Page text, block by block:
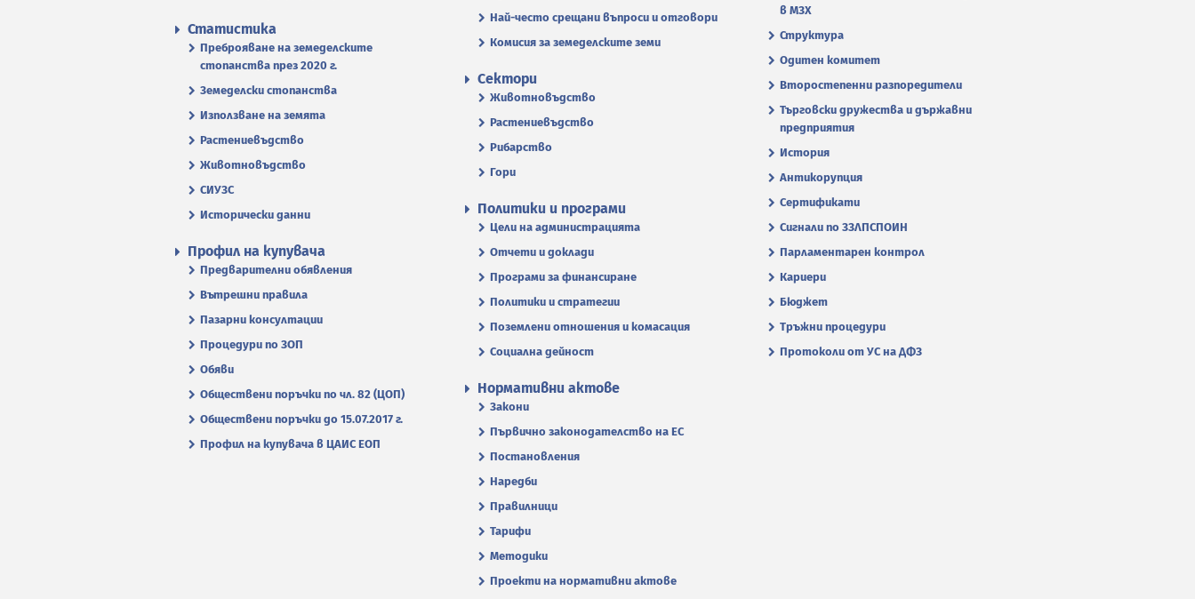
Най-често срещани въпроси и отговори
Комисия за земеделските земи
в МЗХ
Структура
Одитен комитет
Второстепенни разпоредители
Търговски дружества и държавни
предприятия
История
Антикорупция
Сертификати
Сигнали по ЗЗЛПСПОИН
Парламентарен контрол
Кариери
Бюджет
Тръжни процедури
Протоколи от УС на ДФЗ
Статистика
Преброяване на земеделските
стопанства през 2020 г.
Земеделски стопанства
Използване на земята
Растениевъдство
Животновъдство
СИУЗС
Исторически данни
Сектори
Животновъдство
Растениевъдство
Рибарство
Гори
Политики и програми
Цели на администрацията
Отчети и доклади
Програми за финансиране
Политики и стратегии
Поземлени отношения и комасация
Социална дейност
Профил на купувача
Предварителни обявления
Вътрешни правила
Пазарни консултации
Процедури по ЗОП
Обяви
Обществени поръчки по чл. 82 (ЦОП)
Обществени поръчки до 15.07.2017 г.
Профил на купувача в ЦАИС ЕОП
Нормативни актове
Закони
Първично законодателство на ЕС
Постановления
Наредби
Правилници
Тарифи
Методики
Проекти на нормативни актове